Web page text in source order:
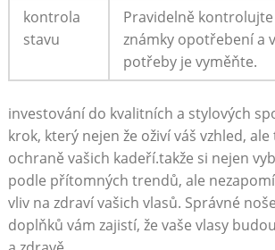
kontrola
stavu
Pravidelně
známky opotřebení a‌
potřeby‌ je vyměňte.
investování do​ kvalitních a stylových
‌krok, který nejen že oživí‍ váš vzhled,
ochraně ⁣vašich kadeří.takže si​ nejen
podle přítomných trendů, ale
vliv na zdraví vašich vlasů. Správné
doplňků ⁣vám ⁢zajistí, ‍že vaše vlasy